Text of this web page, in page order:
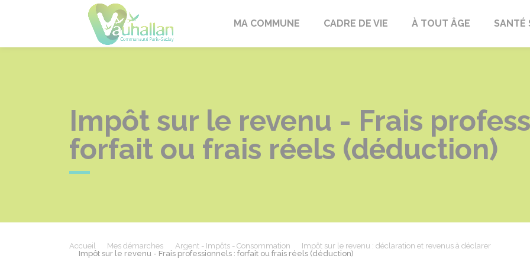
VauhallanMA COMMUNE CADRE DE VIE À TOUT ÂGE SANTÉ
Impôt sur le revenu - Frais
forfait ou frais réels (déduction)
Accueil Mes démarches Argent - Impôts - Consommation
Impôt sur le revenu : déclaration et revenus à déclarer
Impôt sur le revenu - Frais professionnels : forfait ou frais réels (déduction)